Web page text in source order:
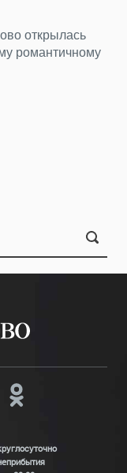
открылась
романтичному